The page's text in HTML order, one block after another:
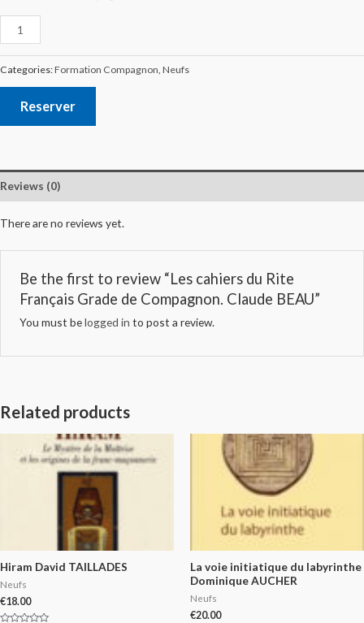
Categories:Formation Compagnon Neufs
Reserver
Reviews (0)
There are no reviews yet.
Be the first to review “Les cahiers du Rite
Français Grade de Compagnon. Claude BEAU”
You must belogged in to post a review.
Related products
Hiram David TAILLADES
Neufs
€18.00
La voie initiatique du labyrinthe
Dominique AUCHER
Neufs
€20.00